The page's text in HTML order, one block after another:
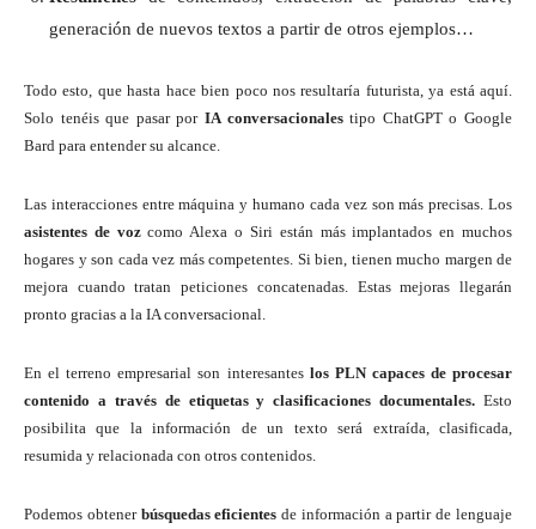
generación de nuevos textos a partir de otros ejemplos…
Todo esto, que hasta hace bien poco nos resultaría futurista, ya está aquí.
Solo tenéis que pasar por IA conversacionalestipo ChatGPT o Google
Bard para entender su alcance.
Las interacciones entre máquina y humano cada vez son más precisas. Los
asistentes de vozcomo Alexa o Siri están más implantados en muchos
hogares y son cada vez más competentes. Si bien, tienen mucho margen de
mejora cuando tratan peticiones concatenadas. Estas mejoras llegarán
pronto gracias a la IA conversacional.
En el terreno empresarial son interesantes los PLN capaces de procesar
contenido a través de etiquetas y clasificaciones documentales. Esto
posibilita que la información de un texto será extraída, clasificada,
resumida y relacionada con otros contenidos.
Podemos obtener búsquedas eficientes de información a partir de lenguaje